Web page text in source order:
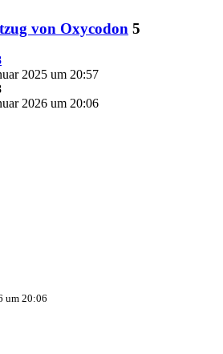
von Oxycodon 5
2025 um 20:57
2026 um 20:06
um 20:06